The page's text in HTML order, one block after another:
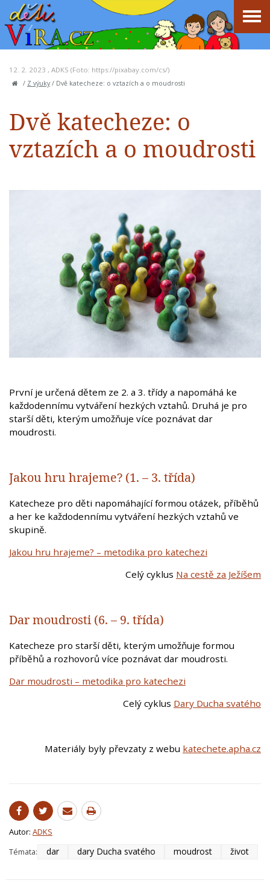
12. 2. 2023 , ADKS (Foto: https://pixabay.com/cs/)
/ Z výuky/ Dvě katecheze: o vztazích a o moudrosti
Dvě katecheze: o
vztazích a o moudrosti
První je určená dětem ze 2. a 3. třídy a napomáhá ke
každodennímu vytváření hezkých vztahů. Druhá je pro
starší děti, kterým umožňuje více poznávat dar
moudrosti.
Jakou hru hrajeme? (1. – 3. třída)
Katecheze pro děti napomáhající formou otázek, příběhů
a her ke každodennímu vytváření hezkých vztahů ve
skupině.
Jakou hru hrajeme? – metodika pro katechezi
Celý cyklus Na cestě za Ježíšem
Dar moudrosti (6. – 9. třída)
Katecheze pro starší děti, kterým umožňuje formou
příběhů a rozhovorů více poznávat dar moudrosti.
Dar moudrosti – metodika pro katechezi
Celý cyklus Dary Ducha svatého
Materiály byly převzaty z webu katechete.apha.cz
Autor: ADKS
Témata:
dar dary Ducha svatého moudrost život